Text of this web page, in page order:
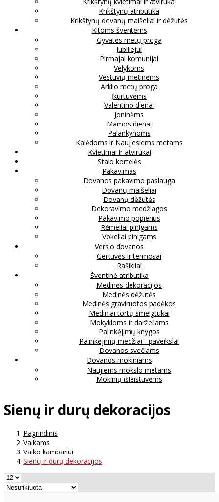
Krikštynų atributika
Krikštynų dovanų maišeliai ir dėžutės
Kitoms šventėms
Gyvatės metų proga
Jubiliejui
Pirmajai komunijai
Velykoms
Vestuvių metinėms
Arklio metų proga
Įkurtuvėms
Valentino dienai
Joninėms
Mamos dienai
Palankynoms
Kalėdoms ir Naujiesiems metams
Kvietimai ir atvirukai
Stalo kortelės
Pakavimas
Dovanos pakavimo paslauga
Dovanų maišeliai
Dovanų dėžutės
Dekoravimo medžiagos
Pakavimo popierius
Rėmeliai pinigams
Vokeliai pinigams
Verslo dovanos
Gertuvės ir termosai
Rašikliai
Šventinė atributika
Medinės dekoracijos
Medinės dėžutės
Medinės graviruotos padėkos
Mediniai tortų smeigtukai
Mokykloms ir darželiams
Palinkėjimų knygos
Palinkėjimų medžiai - paveikslai
Dovanos svečiams
Dovanos mokiniams
Naujiems mokslo metams
Mokinių išleistuvėms
Sienų ir durų dekoracijos
Pagrindinis
Vaikams
Vaiko kambariui
Sienų ir durų dekoracijos